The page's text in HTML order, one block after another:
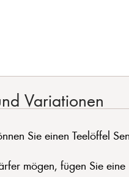
Variationen
Sie einen Teelöffel
mögen, fügen Sie